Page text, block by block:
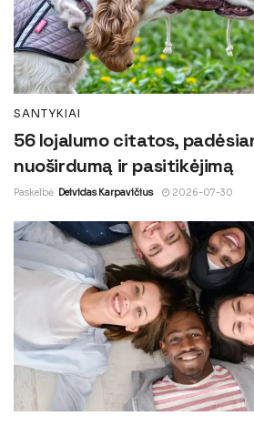
SANTYKIAI
56 lojalumo citatos,
nuoširdumą ir pasitikėjimą
Paskelbė Deividas Karpavičius 2026-07-30